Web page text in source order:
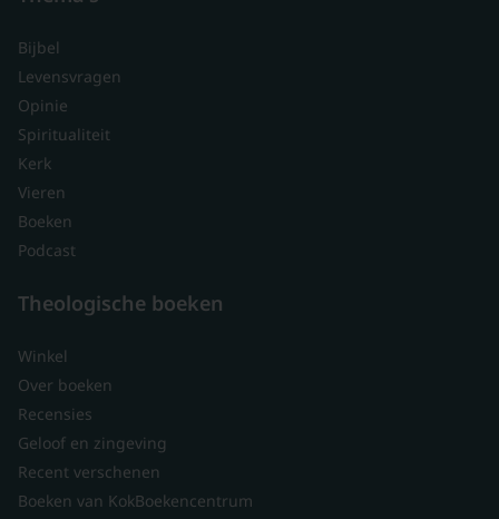
Bijbel
Levensvragen
Opinie
Spiritualiteit
Kerk
Vieren
Boeken
Podcast
Theologische boeken
Winkel
Over boeken
Recensies
Geloof en zingeving
Recent verschenen
Boeken van KokBoekencentrum